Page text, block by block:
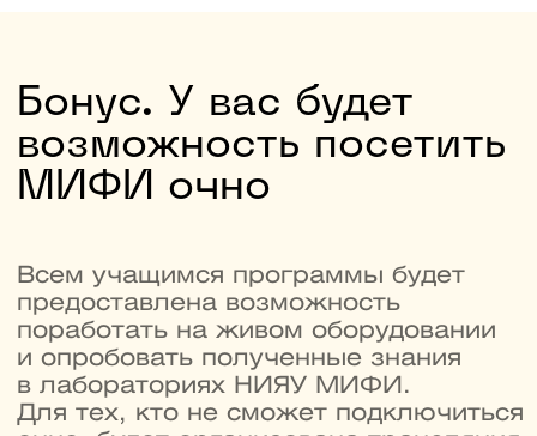
Получите еще одну
специальность
и диплом ДПО